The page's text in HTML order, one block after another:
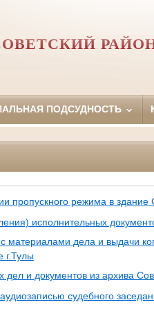
ПОДСУДНОСТЬ
пропускного режима в здание
исполнительных
дела и выдачи
г.Тулы
и документов из архива
судебного